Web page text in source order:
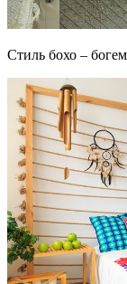
Стиль бохо –